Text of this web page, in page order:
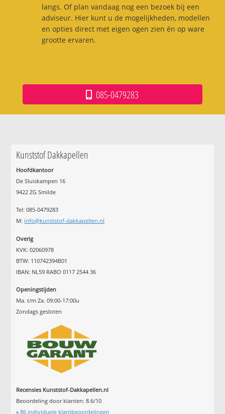
langs. Of plan vandaag nog een bezoek bij een
adviseur. Hier kunt u de mogelijkheden, modellen
en opties direct met eigen ogen zien én op ware
grootte ervaren.
085-0479283
Kunststof Dakkapellen
Hoofdkantoor
De Sluiskampen 16
9422 ZG Smilde
Tel: 085-0479283
M: info@kunststof-dakkapellen.nl
Overig
KVK: 02060978
BTW: 110742394B01
IBAN: NL59 RABO 0117 2544 36
Openingstijden
Ma. t/m Za. 09:00-17:00u
Zondags gesloten
Recensies Kunststof-Dakkapellen.nl
Beoordeling door klanten:8.6/10
»86 individuele klantbeoordelingen